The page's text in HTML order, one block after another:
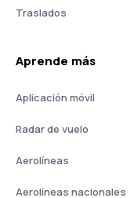
Traslados
Aprende más
Aplicación móvil
Radar de vuelo
Aerolíneas
Aerolíneas nacionales